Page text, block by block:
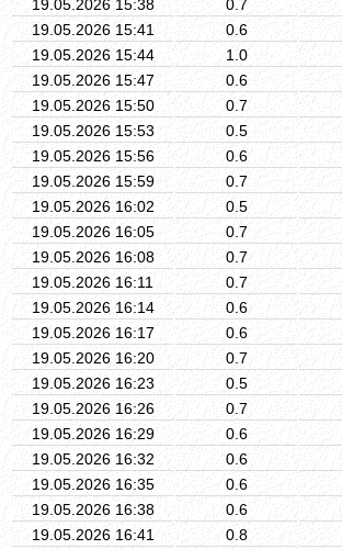
19.05.2026 15:38
0.7
19.05.2026 15:41
0.6
19.05.2026 15:44
1.0
19.05.2026 15:47
0.6
19.05.2026 15:50
0.7
19.05.2026 15:53
0.5
19.05.2026 15:56
0.6
19.05.2026 15:59
0.7
19.05.2026 16:02
0.5
19.05.2026 16:05
0.7
19.05.2026 16:08
0.7
19.05.2026 16:11
0.7
19.05.2026 16:14
0.6
19.05.2026 16:17
0.6
19.05.2026 16:20
0.7
19.05.2026 16:23
0.5
19.05.2026 16:26
0.7
19.05.2026 16:29
0.6
19.05.2026 16:32
0.6
19.05.2026 16:35
0.6
19.05.2026 16:38
0.6
19.05.2026 16:41
0.8